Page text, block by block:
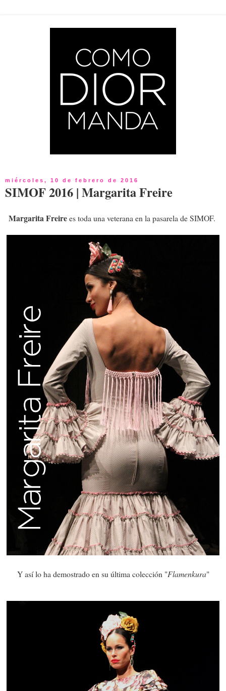
miércoles, 10 de febrero de 2016
SIMOF 2016 | Margarita Freire
Margarita Freirees toda una veterana en la pasarela de SIMOF.
Y así lo ha demostrado en su última colección "Flamenkura"